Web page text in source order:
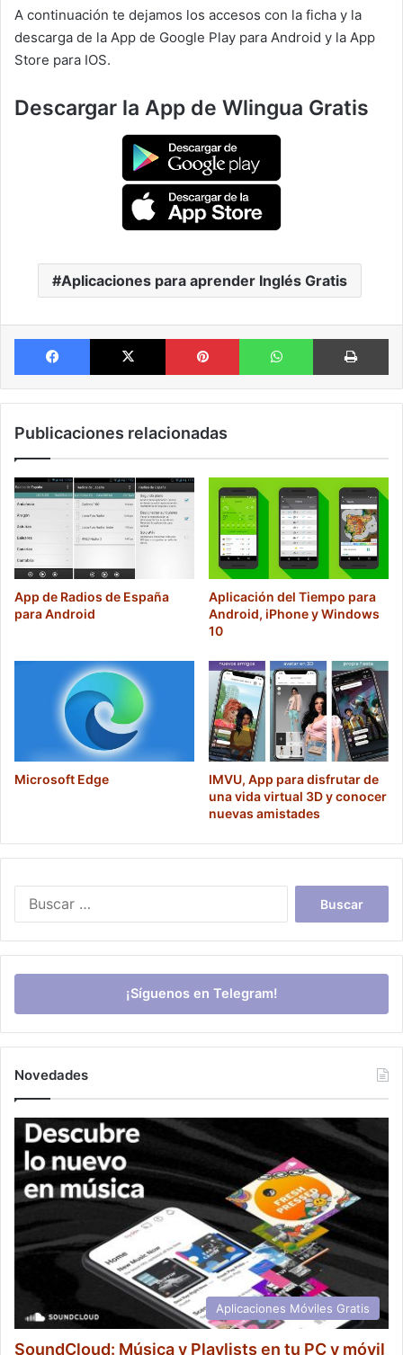
A continuación te dejamos los accesos con la ficha y la
descarga de la App de Google Play para Android y la App
Store para IOS.
Descargar la App de Wlingua Gratis
Aplicaciones para aprender Inglés Gratis
Facebook X Pinterest WhatsApp
Publicaciones relacionadas
App de Radios de España
para Android
Aplicación del Tiempo para
Android, iPhone y Windows
10
Microsoft Edge
IMVU, App para disfrutar de
una vida virtual 3D y conocer
nuevas amistades
¡Síguenos en Telegram!
Novedades
Aplicaciones Móviles Gratis
SoundCloud: Música y Playlists en tu PC y móvil